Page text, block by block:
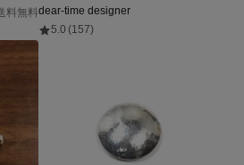
料無料 dear-time designer
5.0 (157)